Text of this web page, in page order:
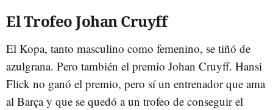
El Trofeo Johan Cruyff
El Kopa, tanto masculino como femenino, se tiñó de
azulgrana. Pero también el premio Johan Cruyff. Hansi
Flick no ganó el premio, pero sí un entrenador que ama
al Barça y que se quedó a un trofeo de conseguir el